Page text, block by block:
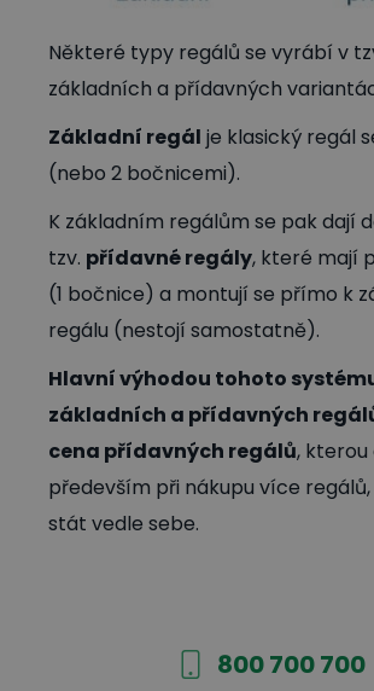
Některé typy regálů se vyrábí v
základních a přídavných
Základní regál je klasický regál
(nebo 2 bočnicemi).
K základním regálům se pak dají
tzv. přídavné regály, které mají
(1 bočnice) a montují se přímo k
regálu (nestojí samostatně).
Hlavní výhodou tohoto
základních a přídavných
cena přídavných regálů,
především při nákupu více
stát vedle sebe.
800 700 700